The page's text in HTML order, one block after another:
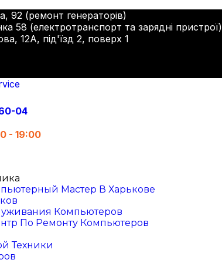
92 (ремонт генераторів)
58 (електротранспорт та зарядні пристрої)
12А, під'їзд 2, поверх 1
04
- 19:00
Мастер В Харькове
Компьютеров
По Ремонту Компьютеров
Техники